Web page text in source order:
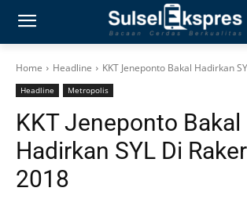
Home Headline KKT Jeneponto Bakal Hadirkan
Headline Metropolis
KKT Jeneponto Bakal
Hadirkan SYL Di
2018